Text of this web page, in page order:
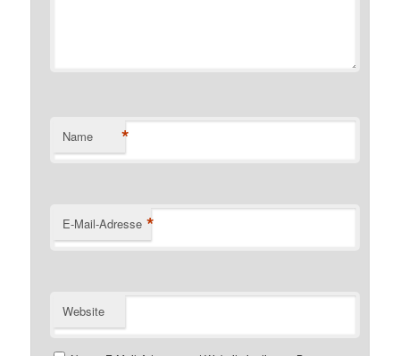
Name *
E-Mail-Adresse *
Website